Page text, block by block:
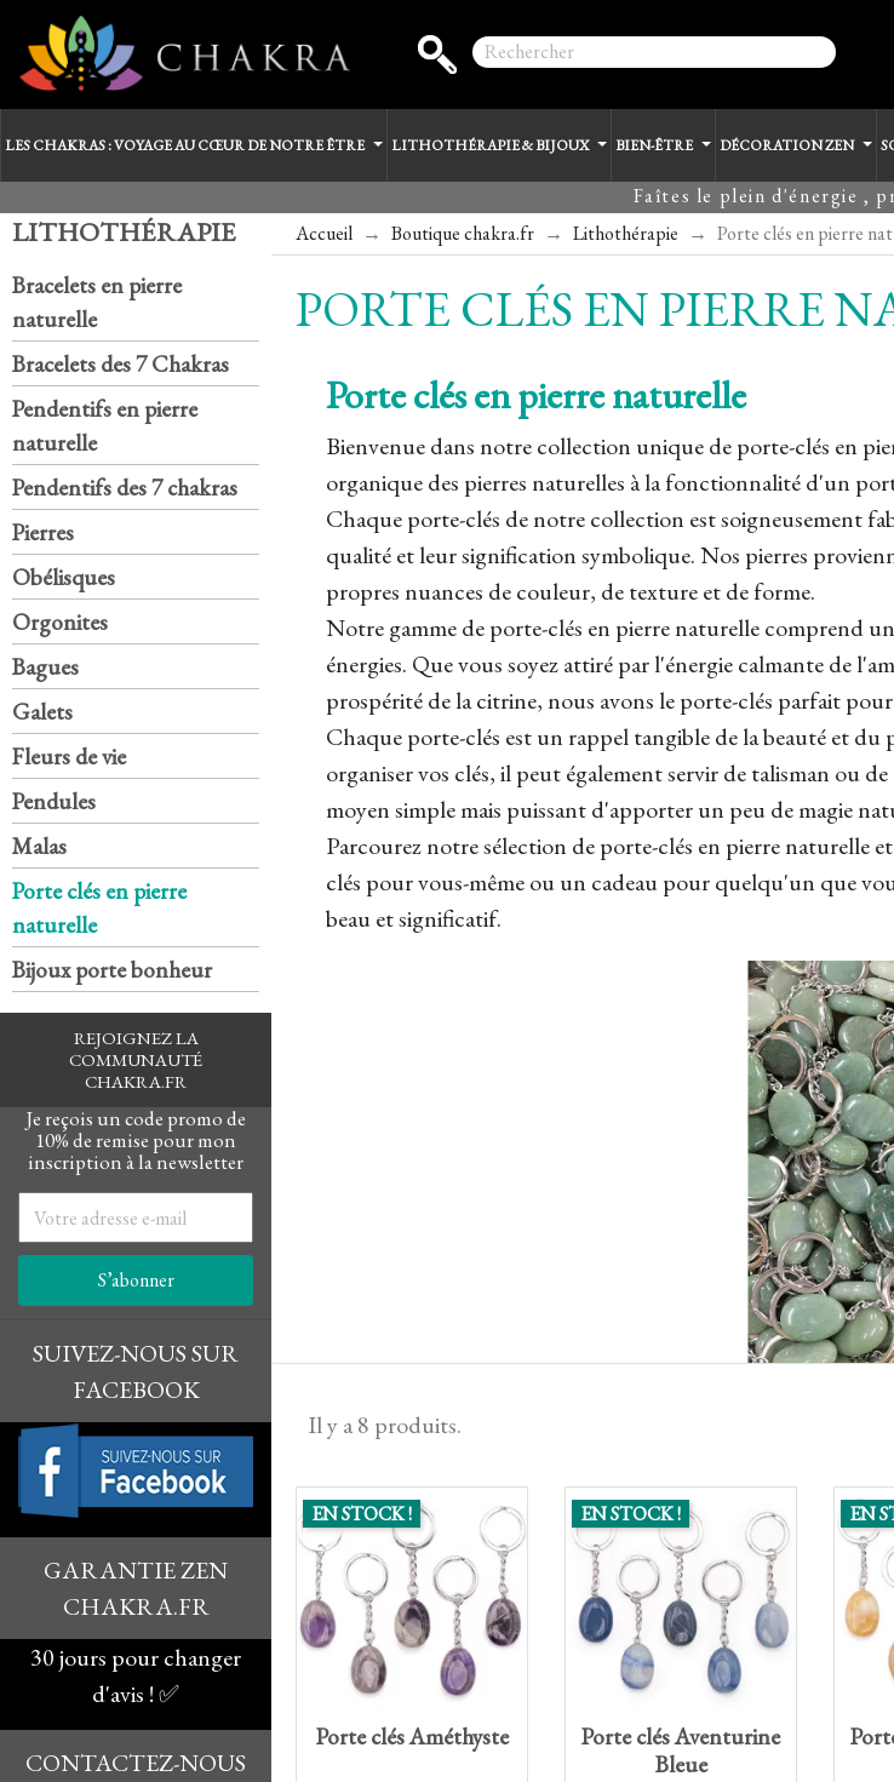
LES CHAKRAS : VOYAGE AU CŒUR DE NOTRE ÊTRE LITHOTHÉRAPIE & BIJOUX BIEN-ÊTRE DÉCORATION ZEN
Faîtes le plein d'énergie ,
LITHOTHÉRAPIE
Bracelets en pierre
naturelle
Bracelets des 7 Chakras
Pendentifs en pierre
naturelle
Pendentifs des 7 chakras
Pierres
Obélisques
Orgonites
Bagues
Galets
Fleurs de vie
Pendules
Malas
Porte clés en pierre
naturelle
Bijoux porte bonheur
REJOIGNEZ LA
COMMUNAUTÉ
CHAKRA.FR
Je reçois un code promo de
10% de remise pour mon
inscription à la newsletter
SUIVEZ-NOUS SUR
FACEBOOK
GARANTIE ZEN
CHAKRA.FR
30 jours pour changer
d'avis ! ✅
CONTACTEZ-NOUS
Accueil Boutique chakra.fr Lithothérapie Porte clés en pierre
PORTE CLÉS EN PIERRE
Porte clés en pierre naturelle
Bienvenue dans notre collection unique de porte-clés en
organique des pierres naturelles à la fonctionnalité d'un
Chaque porte-clés de notre collection est soigneusement
qualité et leur signification symbolique. Nos pierres
propres nuances de couleur, de texture et de forme.
Notre gamme de porte-clés en pierre naturelle comprend
énergies. Que vous soyez attiré par l'énergie calmante de
prospérité de la citrine, nous avons le porte-clés parfait
Chaque porte-clés est un rappel tangible de la beauté et
organiser vos clés, il peut également servir de talisman ou
moyen simple mais puissant d'apporter un peu de magie
Parcourez notre sélection de porte-clés en pierre naturelle
clés pour vous-même ou un cadeau pour quelqu'un que
beau et significatif.
Il y a 8 produits.
Porte clés Améthyste
EN STOCK !
Porte clés Aventurine
Bleue
EN STOCK ! EN